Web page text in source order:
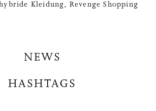
Kleidung, Revenge Shopping
NEWS
HASHTAGS